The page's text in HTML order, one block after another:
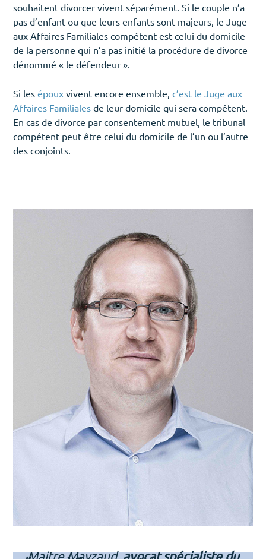
souhaitent divorcer vivent séparément. Si le couple n’a
pas d’enfant ou que leurs enfants sont majeurs, le Juge
aux Affaires Familiales compétent est celui du domicile
de la personne qui n’a pas initié la procédure de divorce
dénommé « le défendeur ».
Si lesépoux vivent encore ensemble,c’est le Juge aux
Affaires Familiales de leur domicile qui sera compétent.
En cas de divorce par consentement mutuel, le tribunal
compétent peut être celui du domicile de l’un ou l’autre
des conjoints.
Maitre Mayzaud,avocat spécialiste du